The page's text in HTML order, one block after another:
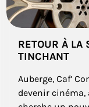
RETOUR À LA
TINCHANT
Auberge, Caf’
devenir cinéma,